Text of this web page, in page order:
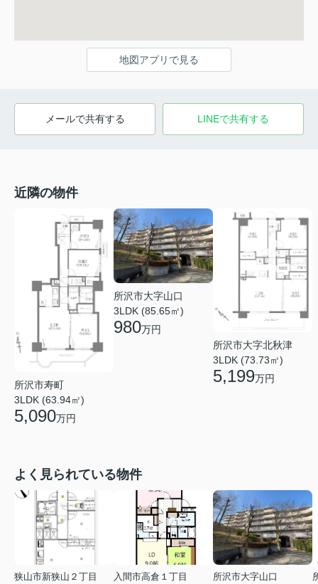
地図アプリで見る
メールで共有する LINEで共有する
近隣の物件
所沢市寿町
3LDK (63.94㎡)
5,090万円
所沢市大字山口
3LDK (85.65㎡)
980万円
所沢市大字北秋津
3LDK (73.73㎡)
5,199万円
よく見られている物件
狭山市新狭山２丁目
入間市高倉１丁目
所沢市大字山口